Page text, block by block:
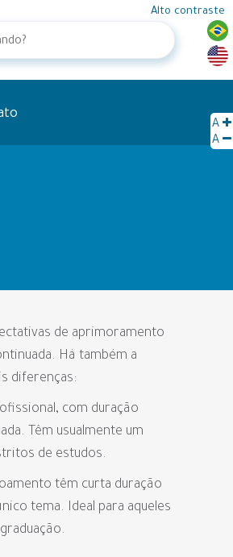
Alto contraste
A
A
de aprimoramento
Há também a
diferenças:
com duração
Têm usualmente um
de estudos.
têm curta duração
tema. Ideal para aqueles